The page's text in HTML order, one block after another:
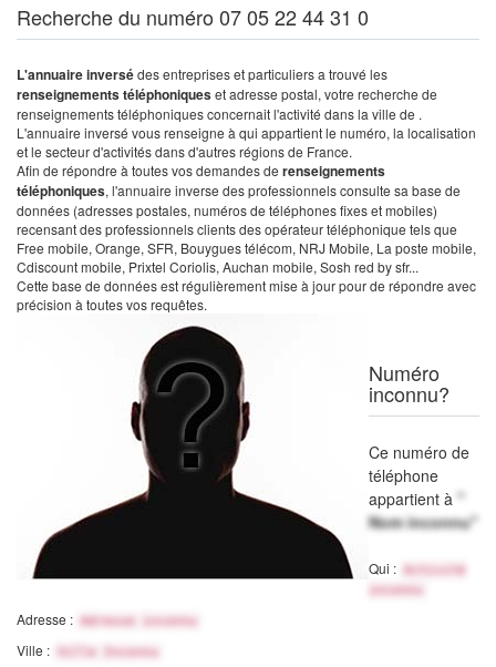
Recherche du numéro 07 05 22 44 31 0
L'annuaire inversédes entreprises et particuliers a trouvé les
renseignements téléphoniqueset adresse postal, votre recherche de
renseignements téléphoniques concernait l'activité dans la ville de .
L'annuaire inversé vous renseigne à qui appartient le numéro, la localisation
et le secteur d'activités dans d'autres régions de France.
Afin de répondre à toutes vos demandes de renseignements
téléphoniques, l'annuaire inverse des professionnels consulte sa base de
données (adresses postales, numéros de téléphones fixes et mobiles)
recensant des professionnels clients des opérateur téléphonique tels que
Free mobile, Orange, SFR, Bouygues télécom, NRJ Mobile, La poste mobile,
Cdiscount mobile, Prixtel Coriolis, Auchan mobile, Sosh red by sfr...
Cette base de données est régulièrement mise à jour pour de répondre avec
précision à toutes vos requêtes.
Numéro
inconnu?
Ce numéro de
téléphone
appartient à "
Nom inconnu"
Qui :
Activité
inconnu
Adresse : Adresse inconnu
Ville : Ville Inconnu